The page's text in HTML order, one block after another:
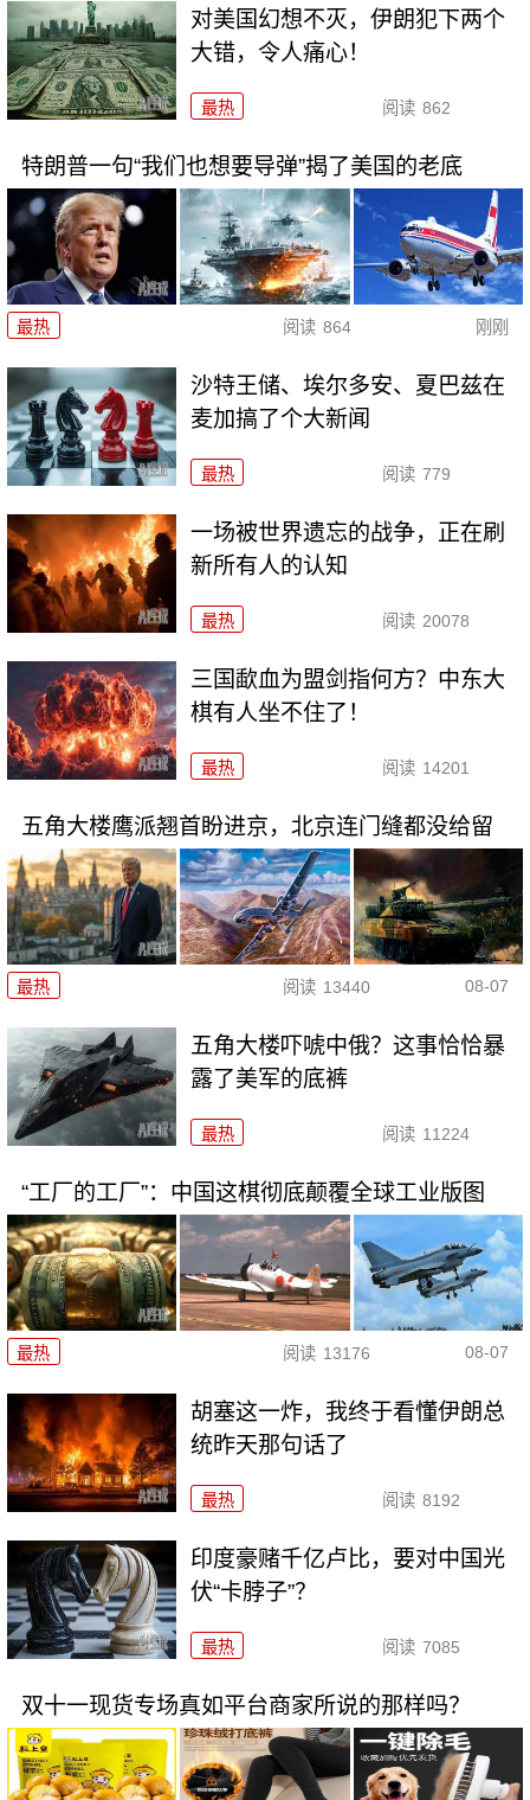
对美国幻想不灭，伊朗犯下两个
大错，令人痛心！
最热 阅读 862
特朗普一句“我们也想要导弹”揭了美国的老底
最热 阅读 864 刚刚
沙特王储、埃尔多安、夏巴兹在
麦加搞了个大新闻
最热 阅读 779
一场被世界遗忘的战争，正在刷
新所有人的认知
最热 阅读 20078
三国歃血为盟剑指何方？中东大
棋有人坐不住了！
最热 阅读 14201
五角大楼鹰派翘首盼进京，北京连门缝都没给留
最热 阅读 13440 08-07
五角大楼吓唬中俄？这事恰恰暴
露了美军的底裤
最热 阅读 11224
“工厂的工厂”：中国这棋彻底颠覆全球工业版图
最热 阅读 13176 08-07
胡塞这一炸，我终于看懂伊朗总
统昨天那句话了
最热 阅读 8192
印度豪赌千亿卢比，要对中国光
伏“卡脖子”？
最热 阅读 7085
双十一现货专场真如平台商家所说的那样吗？